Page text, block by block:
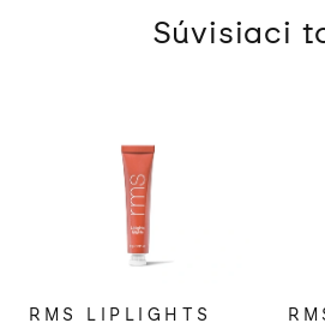
Súvisiaci
RMS LIPLIGHTS